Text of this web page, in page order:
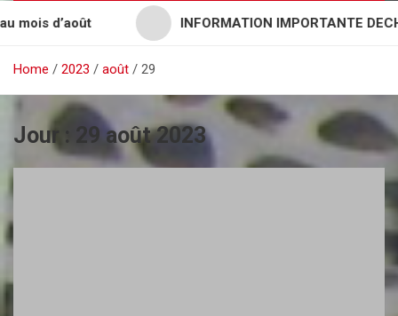
d’août INFORMATION IMPORTANTE
Home 2023 août 29
Jour : 29 août 2023